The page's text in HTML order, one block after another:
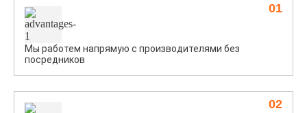
Мы работем напрямую с производителями без
посредников
01
02